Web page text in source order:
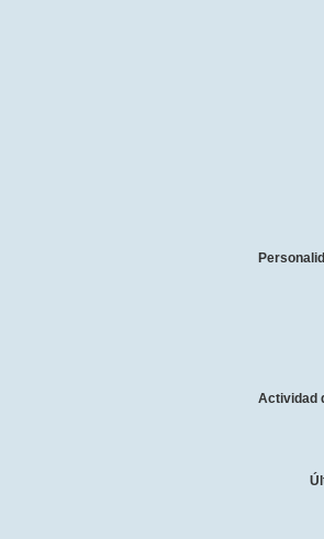
Actividad